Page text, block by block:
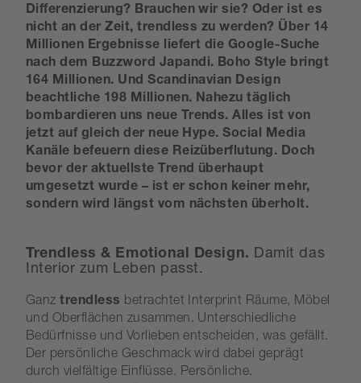
Differenzierung? Brauchen wir sie? Oder ist es
nicht an der Zeit, trendless zu werden? Über 14
Millionen Ergebnisse liefert die Google-Suche
nach dem Buzzword Japandi. Boho Style bringt
164 Millionen. Und Scandinavian Design
beachtliche 198 Millionen. Nahezu täglich
bombardieren uns neue Trends. Alles ist von
jetzt auf gleich der neue Hype. Social Media
Kanäle befeuern diese Reizüberflutung. Doch
bevor der aktuellste Trend überhaupt
umgesetzt wurde – ist er schon keiner mehr,
sondern wird längst vom nächsten überholt.
Trendless & Emotional Design. Damit das
Interior zum Leben passt.
Ganztrendless betrachtet Interprint Räume, Möbel
und Oberflächen zusammen. Unterschiedliche
Bedürfnisse und Vorlieben entscheiden, was gefällt.
Der persönliche Geschmack wird dabei geprägt
durch vielfältige Einflüsse. Persönliche.